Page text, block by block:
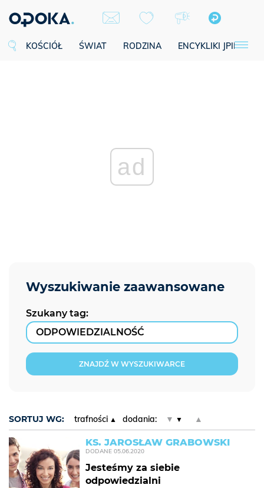
KOŚCIÓŁ ŚWIAT RODZINA ENCYKLIKI JPII
ad
Szukany tag:
ZNAJDŹ W WYSZUKIWARCE
SORTUJ WG: trafności dodania: ▼ ▲
KS. JAROSŁAW GRABOWSKI
DODANE 05.06.2020
Jesteśmy za siebie
odpowiedzialni